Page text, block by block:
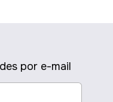
por e-mail